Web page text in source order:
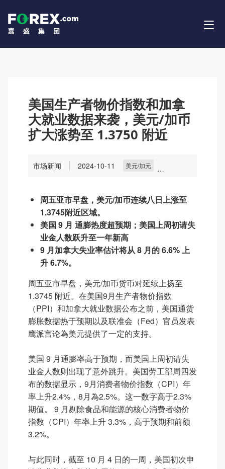
美国生产者物价指数和加拿
大就业数据来袭，美元/加币
扩大涨势至 1.3750 附近
市场新闻 2024-10-11 美元/加元
周五亚市早盘，美元/加币连续八日上涨至
1.3745附近区域。
美国 9 月 通膨热度超预期；美国上周初请失
业金人数跃升至一年新高
9 月加拿大失业率估计将从 8 月的 6.6% 上
升 6.7%。
周五亚市早盘，美元/加币货币对延续上扬至
1.3745 附近。在美国9月生产者物价指数
（PPI）和加拿大就业数据公布之前，美国通货
膨胀数据热于预期以及联准会（Fed）官员发表
鹰派言论為美元提供了一定的支持。
美国 9 月通膨率高于预期，而美国上周初请失
业金人数则出现了意外跳升。美国劳工部周四发
布的数据显示，9月消费者物价指数（CPI）年
率上升2.4%，8月為2.5%。这一数字高于2.3%
期值。 9 月剔除食品和能源的核心消费者物价
指数（CPI）年率上升 3.3%，高于预期和前额
3.2%。
与此同时，截至 10 月 4 日的一周，美国初次申